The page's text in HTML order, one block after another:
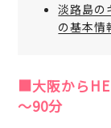
淡路島の
の基本情
■大阪から
～90分